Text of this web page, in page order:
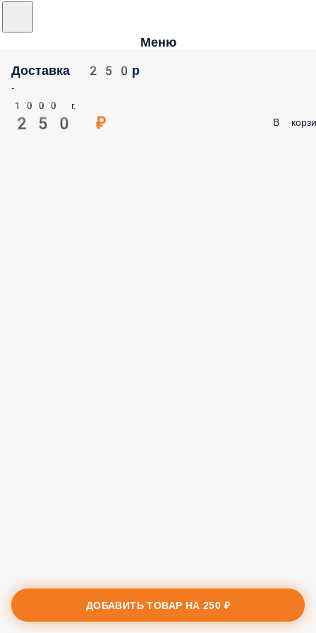
Меню
Доставка 250р
-
1000 г.
250 ₽ В
ДОБАВИТЬ ТОВАР НА250 ₽